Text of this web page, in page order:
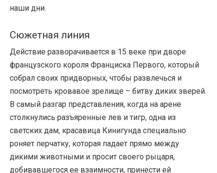
наши дни.
Сюжетная линия
Действие разворачивается в 15 веке при дворе
французского короля Франциска Первого, который
собрал своих придворных, чтобы развлечься и
посмотреть кровавое зрелище – битву диких зверей.
В самый разгар представления, когда на арене
столкнулись разъяренные лев и тигр, одна из
светских дам, красавица Кинигунда специально
роняет перчатку, которая падает прямо между
дикими животными и просит своего рыцаря,
добивавшегося ее взаимности, принести ей